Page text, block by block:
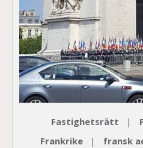
Fastighetsrätt
Frankrike
fransk